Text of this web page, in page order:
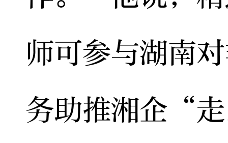
师可参与湖南
务助推湘企“